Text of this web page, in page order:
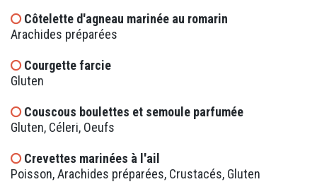
Côtelette d'agneau marinée au romarin
Arachides préparées
Courgette farcie
Gluten
Couscous boulettes et semoule parfumée
Gluten, Céleri, Oeufs
Crevettes marinées à l'ail
Poisson, Arachides préparées, Crustacés, Gluten